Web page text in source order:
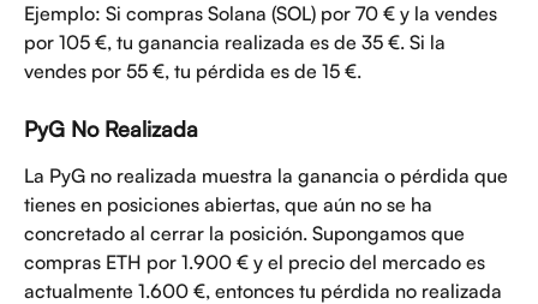
Ejemplo: Si compras Solana (SOL) por 70 € y la vendes
por 105 €, tu ganancia realizada es de 35 €. Si la
vendes por 55 €, tu pérdida es de 15 €.
PyG No Realizada
La PyG no realizada muestra la ganancia o pérdida que
tienes en posiciones abiertas, que aún no se ha
concretado al cerrar la posición. Supongamos que
compras ETH por 1.900 € y el precio del mercado es
actualmente 1.600 €, entonces tu pérdida no realizada